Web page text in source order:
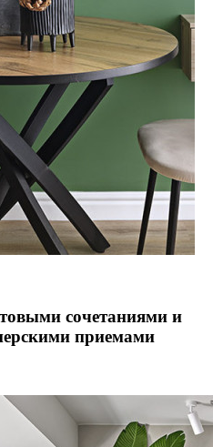
сочетаниями и
приемами